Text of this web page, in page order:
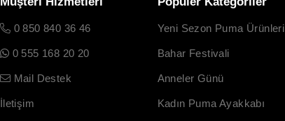
0 850 840 36 46
0 555 168 20 20
Mail Destek
İletişim
Yeni Sezon Puma Ürünleri
Bahar Festivali
Anneler Günü
Kadın Puma Ayakkabı